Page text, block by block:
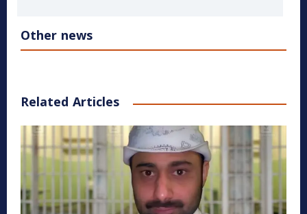
Other news
Related Articles